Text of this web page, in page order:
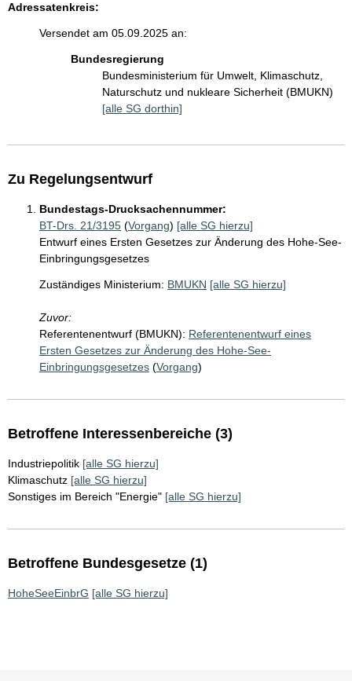
Adressatenkreis:
Versendet am 05.09.2025 an:
Bundesregierung
Bundesministerium für Umwelt, Klimaschutz,
Naturschutz und nukleare Sicherheit (BMUKN)
[alle SG dorthin]
Zu Regelungsentwurf
Bundestags-Drucksachennummer:
BT-Drs. 21/3195 (Vorgang) [alle SG hierzu]
Entwurf eines Ersten Gesetzes zur Änderung des Hohe-See-
Einbringungsgesetzes
Zuständiges Ministerium: BMUKN [alle SG hierzu]
Zuvor:
Referentenentwurf (BMUKN): Referentenentwurf eines
Ersten Gesetzes zur Änderung des Hohe-See-
Einbringungsgesetzes (Vorgang)
Betroffene Interessenbereiche (3)
Industriepolitik [alle SG hierzu]
Klimaschutz [alle SG hierzu]
Sonstiges im Bereich "Energie" [alle SG hierzu]
Betroffene Bundesgesetze (1)
HoheSeeEinbrG [alle SG hierzu]